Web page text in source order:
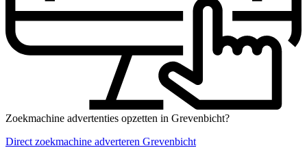
Zoekmachine advertenties opzetten in Grevenbicht?
Direct zoekmachine adverteren Grevenbicht